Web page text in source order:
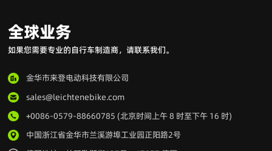
全球业务
如果您需要专业的自行车制造商，请联系我们。
金华市来登电动科技有限公司
sales@leichtenebike.com
+0086-0579-88660785 (北京时间上午 8 时至下午 16 时)
中国浙江省金华市兰溪游埠工业园正阳路2号